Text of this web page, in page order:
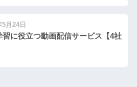
月24日
習に役立つ動画配信サービス【4社